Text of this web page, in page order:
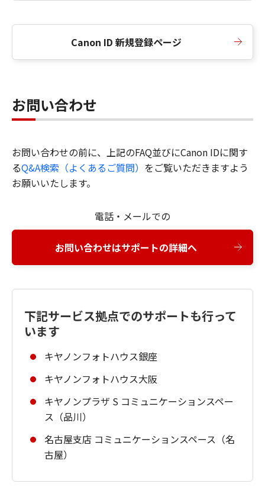
Canon ID 新規登録ページ
お問い合わせ
お問い合わせの前に、上記のFAQ並びにCanon IDに関す
るQ&A検索（よくあるご質問） をご覧いただきますよう
お願いいたします。
電話・メールでの
お問い合わせはサポートの詳細へ
下記サービス拠点でのサポートも行って
います
キヤノンフォトハウス銀座
キヤノンフォトハウス大阪
キヤノンプラザ S コミュニケーションスペー
ス（品川）
名古屋支店 コミュニケーションスペース（名
古屋）